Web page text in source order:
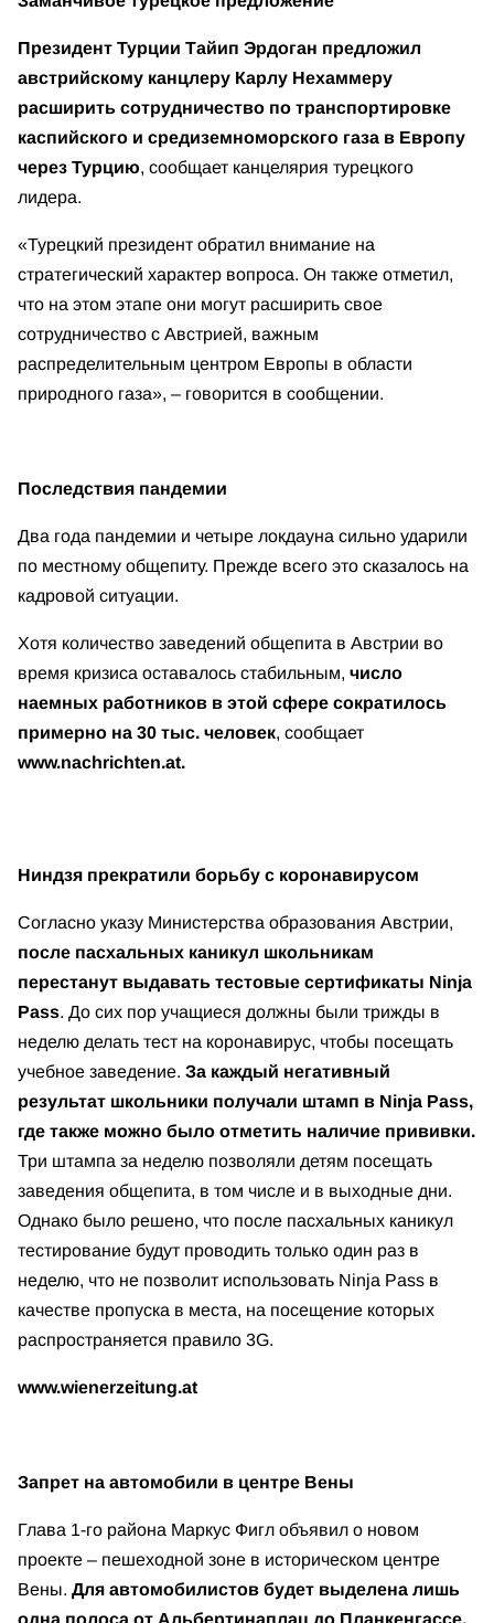
Президент Турции Тайип Эрдоган предложил
австрийскому канцлеру Карлу Нехаммеру
расширить сотрудничество по транспортировке
каспийского и средиземноморского газа в Европу
через Турцию, сообщает канцелярия турецкого
лидера.
«Турецкий президент обратил внимание на
стратегический характер вопроса. Он также отметил,
что на этом этапе они могут расширить свое
сотрудничество с Австрией, важным
распределительным центром Европы в области
природного газа», – говорится в сообщении.
Последствия пандемии
Два года пандемии и четыре локдауна сильно ударили
по местному общепиту. Прежде всего это сказалось на
кадровой ситуации.
Хотя количество заведений общепита в Австрии во
время кризиса оставалось стабильным, число
наемных работников в этой сфере сократилось
примерно на 30 тыс. человек, сообщает
www.nachrichten.at.
Ниндзя прекратили борьбу с коронавирусом
Согласно указу Министерства образования Австрии,
после пасхальных каникул школьникам
перестанут выдавать тестовые сертификаты Ninja
Pass. До сих пор учащиеся должны были трижды в
неделю делать тест на коронавирус, чтобы посещать
учебное заведение. За каждый негативный
результат школьники получали штамп в Ninja Pass,
где также можно было отметить наличие прививки.
Три штампа за неделю позволяли детям посещать
заведения общепита, в том числе и в выходные дни.
Однако было решено, что после пасхальных каникул
тестирование будут проводить только один раз в
неделю, что не позволит использовать Ninja Pass в
качестве пропуска в места, на посещение которых
распространяется правило 3G.
www.wienerzeitung.at
Запрет на автомобили в центре Вены
Глава 1-го района Маркус Фигл объявил о новом
проекте – пешеходной зоне в историческом центре
Вены. Для автомобилистов будет выделена лишь
одна полоса от Альбертинаплац до Планкенгассе.